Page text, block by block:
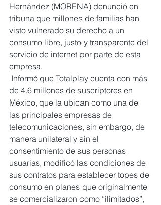
Hernández (MORENA) denunció en
tribuna que millones de familias han
visto vulnerado su derecho a un
consumo libre, justo y transparente del
servicio de internet por parte de esta
empresa.
Informó que Totalplay cuenta con más
de 4.6 millones de suscriptores en
México, que la ubican como una de
las principales empresas de
telecomunicaciones, sin embargo, de
manera unilateral y sin el
consentimiento de sus personas
usuarias, modificó las condiciones de
sus contratos para establecer topes de
consumo en planes que originalmente
se comercializaron como “ilimitados”,